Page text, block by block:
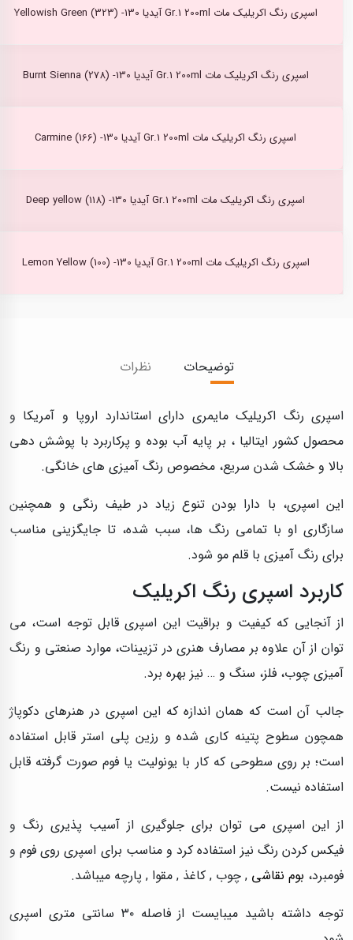
اسپری رنگ اکریلیک مات Gr.1 200ml آیدیا Yellowish Green (323) -130
اسپری رنگ اکریلیک مات Gr.1 200ml آیدیا Burnt Sienna (278) -130
اسپری رنگ اکریلیک مات Gr.1 200ml آیدیا Carmine (166) -130
اسپری رنگ اکریلیک مات Gr.1 200ml آیدیا Deep yellow (118) -130
اسپری رنگ اکریلیک مات Gr.1 200ml آیدیا Lemon Yellow (100) -130
توضیحات نظرات
اسپری رنگ اکریلیک مایمری دارای استاندارد اروپا و آمریکا و
محصول کشور ایتالیا ، بر پایه آب بوده و پرکاربرد با پوشش دهی
بالا و خشک شدن سریع، مخصوص رنگ آمیزی های خانگی.
این اسپری، با دارا بودن تنوع زیاد در طیف رنگی و همچنین
سازگاری او با تمامی رنگ ها، سبب شده، تا جایگزینی مناسب
برای رنگ آمیزی با قلم مو شود.
کاربرد اسپری رنگ اکریلیک
از آنجایی که کیفیت و براقیت این اسپری قابل توجه است، می
توان از آن علاوه بر مصارف هنری در تزیینات، موارد صنعتی و رنگ
آمیزی چوب، فلز، سنگ و … نیز بهره برد.
جالب آن است که همان اندازه که این اسپری در هنرهای دکوپاژ
همچون سطوح پتینه کاری شده و رزین پلی استر قابل استفاده
است؛ بر روی سطوحی که کار با یونولیت یا فوم صورت گرفته قابل
استفاده نیست.
از این اسپری می توان برای جلوگیری از آسیب پذیری رنگ و
فیکس کردن رنگ نیز استفاده کرد و مناسب برای اسپری روی فوم و
فومبرد، بوم نقاشی , چوب , کاغذ , مقوا , پارچه میباشد.
توجه داشته باشید میبایست از فاصله ۳۰ سانتی متری اسپری